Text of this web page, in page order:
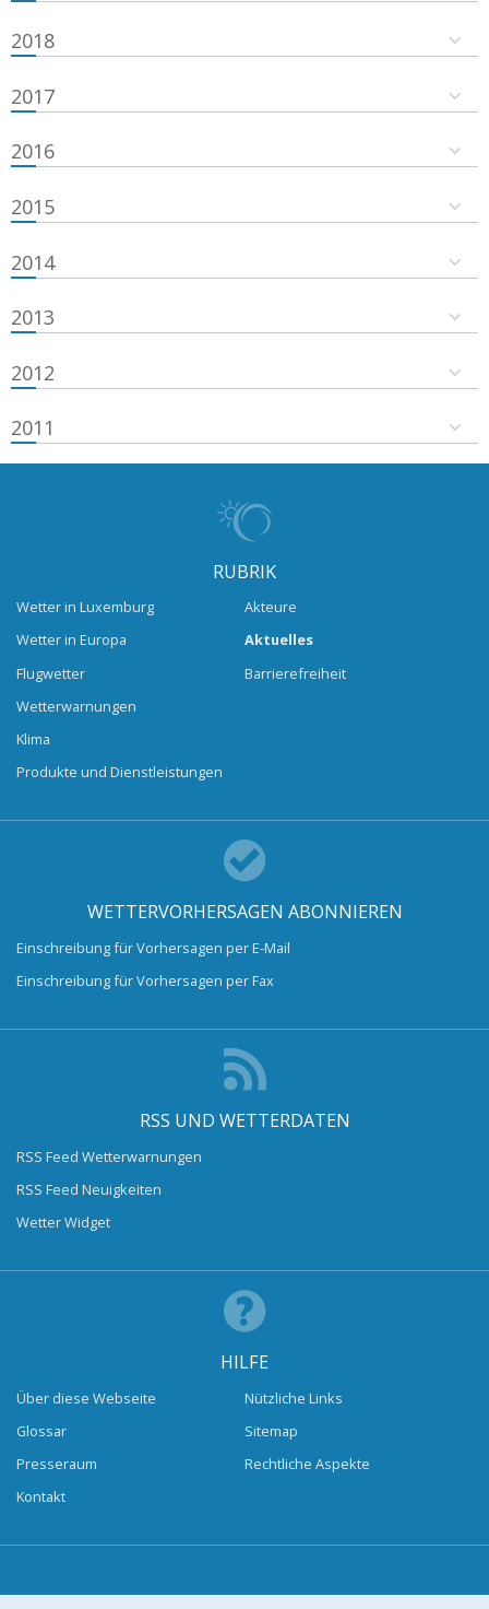
2018
2017
2016
2015
2014
2013
2012
2011
RUBRIK
Wetter in Luxemburg
Wetter in Europa
Flugwetter
Wetterwarnungen
Klima
Produkte und Dienstleistungen
Akteure
Aktuelles
Barrierefreiheit
WETTERVORHERSAGEN ABONNIEREN
Einschreibung für Vorhersagen per E-Mail
Einschreibung für Vorhersagen per Fax
RSS UND WETTERDATEN
RSS Feed Wetterwarnungen
RSS Feed Neuigkeiten
Wetter Widget
HILFE
Über diese Webseite
Glossar
Presseraum
Kontakt
Nützliche Links
Sitemap
Rechtliche Aspekte